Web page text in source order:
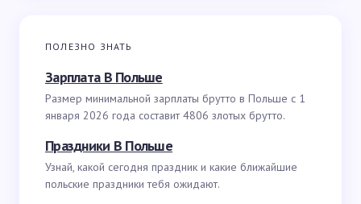
ПОЛЕЗНО ЗНАТЬ
Зарплата В Польше
Размер минимальной зарплаты брутто в Польше с 1
января 2026 года составит 4806 злотых брутто.
Праздники В Польше
Узнай, какой сегодня праздник и какие ближайшие
польские праздники тебя ожидают.